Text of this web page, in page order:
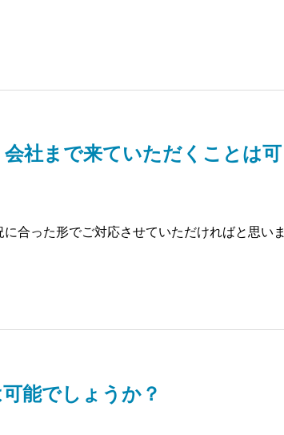
社まで来ていただくことは可
合った形でご対応させていただければと思いま
能でしょうか？